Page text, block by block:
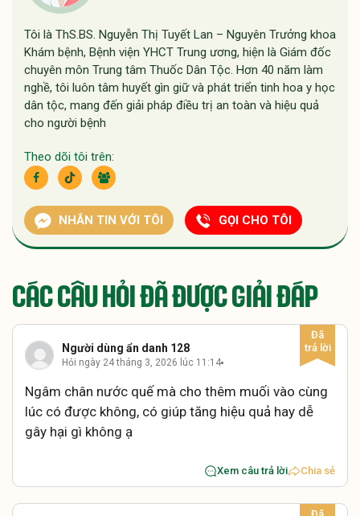
Tôi là ThS.BS. Nguyễn Thị Tuyết Lan – Nguyên Trưởng khoa
Khám bệnh, Bệnh viện YHCT Trung ương, hiện là Giám đốc
chuyên môn Trung tâm Thuốc Dân Tộc. Hơn 40 năm làm
nghề, tôi luôn tâm huyết gìn giữ và phát triển tinh hoa y học
dân tộc, mang đến giải pháp điều trị an toàn và hiệu quả
cho người bệnh
Theo dõi tôi trên:
NHẮN TIN VỚI TÔI GỌI CHO TÔI
CÁC CÂU HỎI ĐÃ ĐƯỢC GIẢI ĐÁP
Người dùng ẩn danh 128
Hỏi ngày 24 tháng 3, 2026 lúc 11:14
Ngâm chân nước quế mà cho thêm muối vào cùng
lúc có được không, có giúp tăng hiệu quả hay dễ
gây hại gì không ạ
Xem câu trả lời Chia sẻ